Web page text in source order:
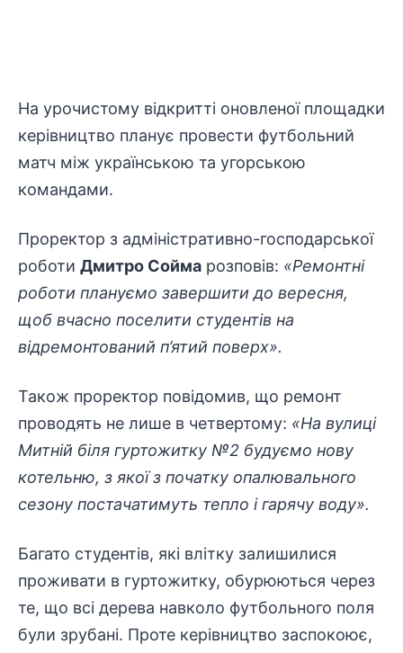
На урочистому відкритті оновленої площадки
керівництво планує провести футбольний
матч між українською та угорською
командами.
Проректор з адміністративно-господарської
роботи Дмитро Сойма розповів: «Ремонтні
роботи плануємо завершити до вересня,
щоб вчасно поселити студентів на
відремонтований п’ятий поверх».
Також проректор повідомив, що ремонт
проводять не лише в четвертому: «На вулиці
Митній біля гуртожитку №2 будуємо нову
котельню, з якої з початку опалювального
сезону постачатимуть тепло і гарячу воду».
Багато студентів, які влітку залишилися
проживати в гуртожитку, обурюються через
те, що всі дерева навколо футбольного поля
були зрубані. Проте керівництво заспокоює,